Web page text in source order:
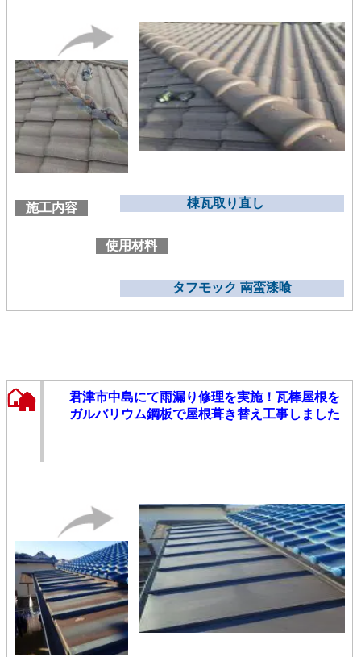
施工内容 棟瓦取り直し
使用材料
タフモック 南蛮漆喰
君津市中島にて雨漏り修理を実施！瓦棒屋根を
ガルバリウム鋼板で屋根葺き替え工事しました